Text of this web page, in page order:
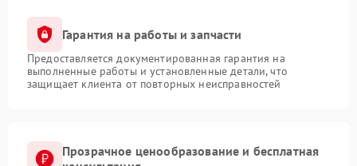
Гарантия на работы и запчасти
Предоставляется документированная гарантия на
выполненные работы и установленные детали, что
защищает клиента от повторных неисправностей
Прозрачное ценообразование и бесплатная